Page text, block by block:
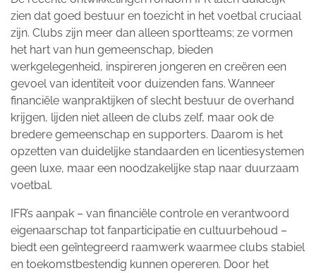
zien dat goed bestuur en toezicht in het voetbal cruciaal
zijn. Clubs zijn meer dan alleen sportteams; ze vormen
het hart van hun gemeenschap, bieden
werkgelegenheid, inspireren jongeren en creëren een
gevoel van identiteit voor duizenden fans. Wanneer
financiële wanpraktijken of slecht bestuur de overhand
krijgen, lijden niet alleen de clubs zelf, maar ook de
bredere gemeenschap en supporters. Daarom is het
opzetten van duidelijke standaarden en licentiesystemen
geen luxe, maar een noodzakelijke stap naar duurzaam
voetbal.
IFR’s aanpak – van financiële controle en verantwoord
eigenaarschap tot fanparticipatie en cultuurbehoud –
biedt een geïntegreerd raamwerk waarmee clubs stabiel
en toekomstbestendig kunnen opereren. Door het